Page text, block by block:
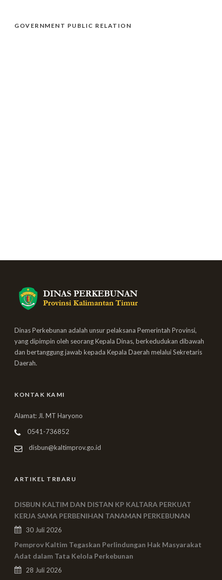
GOVERNMENT PUBLIC RELATION
Dinas Perkebunan adalah unsur pelaksana Pemerintah Provinsi,
yang dipimpin oleh seorang Kepala Dinas, berkedudukan dibawah
dan bertanggung jawab kepada Kepala Daerah melalui Sekretaris
Daerah.
KONTAK KAMI
Alamat: Jl. MT Haryono
0541-736852
disbun@kaltimprov.go.id
ARTIKEL TRBARU
DISBUN KALTIM DAN DISTAN KP KALTARA PERKUAT
KERJA SAMA PERBENIHAN TANAMAN PERKEBUNAN
30 Juli 2026
Pemprov Kaltim Tegaskan Perlindungan Hak Masyarakat
Adat dalam Tata Kelola Perkebunan
28 Juli 2026